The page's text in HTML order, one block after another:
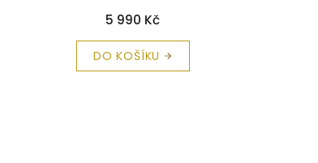
5 990 Kč
DO KOŠÍKU